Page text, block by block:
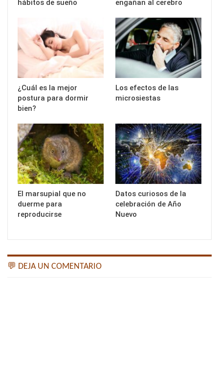
hábitos de sueño engañan al cerebro
¿Cuál es la mejor
postura para dormir
bien?
Los efectos de las
microsiestas
El marsupial que no
duerme para
reproducirse
Datos curiosos de la
celebración de Año
Nuevo
💬 DEJA UN COMENTARIO